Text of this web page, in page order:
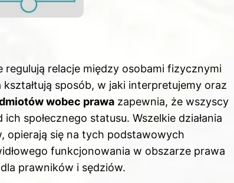
relacje między osobami fizycznymi
sposób, w jaki interpretujemy oraz
wobec prawa zapewnia, że wszyscy
społecznego statusu. Wszelkie działania
opierają się na tych podstawowych
funkcjonowania w obszarze prawa
prawników i sędziów.